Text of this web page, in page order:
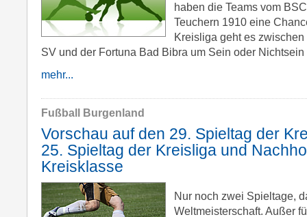
haben die Teams vom
Teuchern 1910 eine
Kreisliga geht es
SV und der Fortuna Bad Bibra um Sein oder Nichtsein
mehr...
Fußball Burgenland
Vorschau auf den 29. Spieltag der
25. Spieltag der Kreisliga und
Kreisklasse
Nur noch zwei Spieltage,
Weltmeisterschaft. Außer